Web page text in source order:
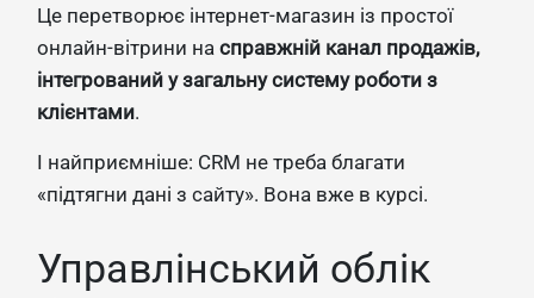
Це перетворює інтернет-магазин із простої
онлайн-вітрини на справжній канал продажів,
інтегрований у загальну систему роботи з
клієнтами.
І найприємніше: CRM не треба благати
«підтягни дані з сайту». Вона вже в курсі.
Управлінський облік